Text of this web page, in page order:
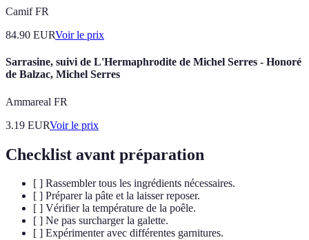
Camif FR
84.90 EURVoir le prix
Sarrasine, suivi de L'Hermaphrodite de Michel Serres - Honoré
de Balzac, Michel Serres
Ammareal FR
3.19 EURVoir le prix
Checklist avant préparation
[ ] Rassembler tous les ingrédients nécessaires.
[ ] Préparer la pâte et la laisser reposer.
[ ] Vérifier la température de la poêle.
[ ] Ne pas surcharger la galette.
[ ] Expérimenter avec différentes garnitures.